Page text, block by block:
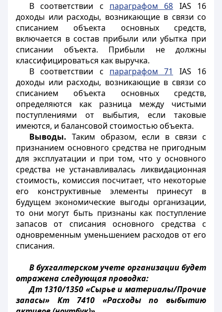
В соответствии с параграфом 68 IAS 16
доходы или расходы, возникающие в связи со
списанием объекта основных средств,
включается в состав прибыли или убытка при
списании объекта. Прибыли не должны
классифицироваться как выручка.
В соответствии с параграфом 71
IAS 16
доходы или расходы, возникающие в связи со
списанием объекта основных средств,
определяются как разница между чистыми
поступлениями от выбытия, если таковые
имеются, и балансовой стоимостью объекта.
Выводы. Таким образом, если в связи с
признанием основного средства не пригодным
для эксплуатации и при том, что у основного
средства не устанавливалась ликвидационная
стоимость, комиссия посчитает, что некоторые
его конструктивные элементы принесут в
будущем экономические выгоды организации,
то они могут быть признаны как поступление
запасов от списания основного средства с
одновременным уменьшением расходов от его
списания.
В бухгалтерском учете организации будет
отражена следующая проводка:
Дт 1310/1350 «Сырье и материалы/Прочие
запасы» Кт 7410 «Расходы по выбытию